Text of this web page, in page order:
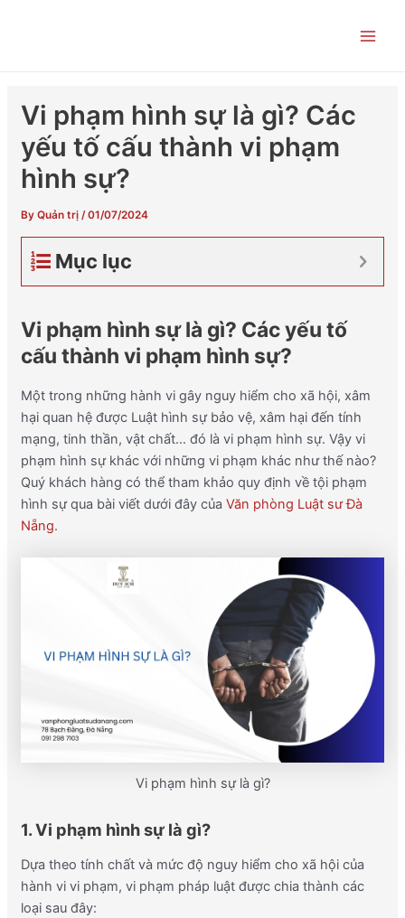
Vi phạm hình sự là gì? Các
yếu tố cấu thành vi phạm
hình sự?
By Quản trị /01/07/2024
Mục lục
Vi phạm hình sự là gì? Các yếu tố
cấu thành vi phạm hình sự?
Một trong những hành vi gây nguy hiểm cho xã hội, xâm
hại quan hệ được Luật hình sự bảo vệ, xâm hại đến tính
mạng, tinh thần, vật chất… đó là vi phạm hình sự. Vậy vi
phạm hình sự khác với những vi phạm khác như thế nào?
Quý khách hàng có thể tham khảo quy định về tội phạm
hình sự qua bài viết dưới đây của Văn phòng Luật sư Đà
Nẵng.
Vi phạm hình sự là gì?
1. Vi phạm hình sự là gì?
Dựa theo tính chất và mức độ nguy hiểm cho xã hội của
hành vi vi phạm, vi phạm pháp luật được chia thành các
loại sau đây: